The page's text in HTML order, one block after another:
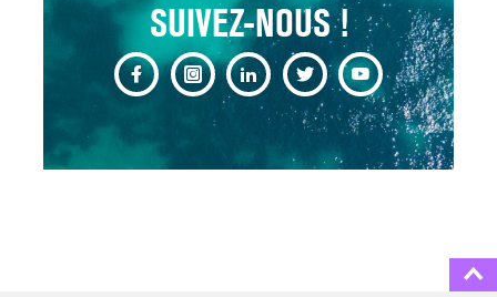
SUIVEZ-NOUS !
CHANGEMENT DE SEXE :
DES DEMANDES
TOUJOURS PLUS